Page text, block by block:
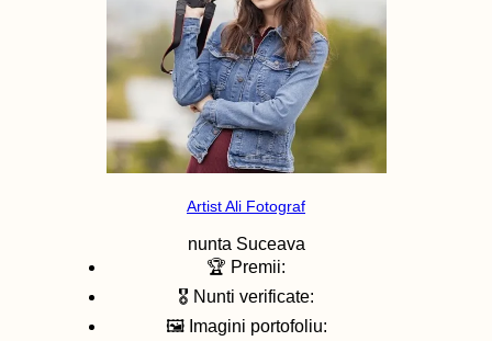
Artist Ali Fotograf
nunta Suceava
🏆 Premii:
🎖️ Nunti verificate:
🖼️ Imagini portofoliu: